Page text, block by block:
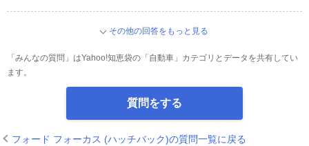
その他の回答をもっと見る
「みんなの質問」はYahoo!知恵袋の「自動車」カテゴリとデータを共有してい
ます。
質問をする
フォード フォーカス (ハッチバック)の質問一覧に戻る